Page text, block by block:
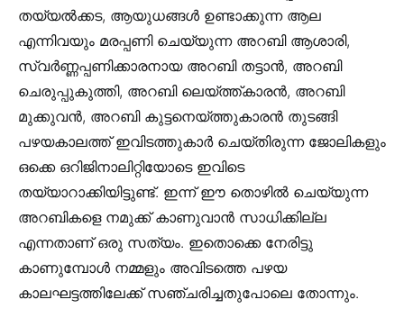
തയ്യൽക്കട, ആയുധങ്ങൾ ഉണ്ടാക്കുന്ന ആല
എന്നിവയും മരപ്പണി ചെയ്യുന്ന അറബി ആശാരി,
സ്വർണ്ണപ്പണിക്കാരനായ അറബി തട്ടാൻ, അറബി
ചെരുപ്പുകുത്തി, അറബി ലെയ്ത്ത്കാരൻ, അറബി
മുക്കുവൻ, അറബി കുട്ടനെയ്ത്തുകാരൻ തുടങ്ങി
പഴയകാലത്ത് ഇവിടത്തുകാർ ചെയ്തിരുന്ന ജോലികളും
ഒക്കെ ഒറിജിനാലിറ്റിയോടെ ഇവിടെ
തയ്യാറാക്കിയിട്ടുണ്ട്. ഇന്ന് ഈ തൊഴിൽ ചെയ്യുന്ന
അറബികളെ നമുക്ക് കാണുവാൻ സാധിക്കില്ല
എന്നതാണ് ഒരു സത്യം. ഇതൊക്കെ നേരിട്ടു
കാണുമ്പോൾ നമ്മളും അവിടത്തെ പഴയ
കാലഘട്ടത്തിലേക്ക് സഞ്ചരിച്ചതുപോലെ തോന്നും.